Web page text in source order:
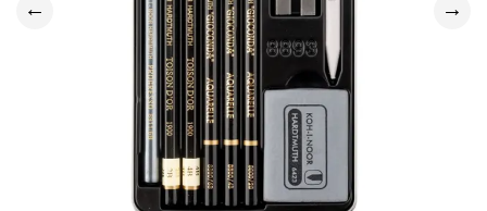
Вопрос по представительству
ОСТАВИТЬ ЗАЯВКУ